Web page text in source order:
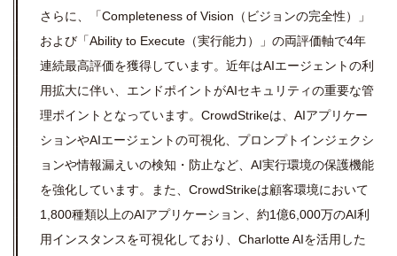
さらに、「Completeness of Vision（ビジョンの完全性）」
および「Ability to Execute（実行能力）」の両評価軸で4年
連続最高評価を獲得しています。近年はAIエージェントの利
用拡大に伴い、エンドポイントがAIセキュリティの重要な管
理ポイントとなっています。CrowdStrikeは、AIアプリケー
ションやAIエージェントの可視化、プロンプトインジェクシ
ョンや情報漏えいの検知・防止など、AI実行環境の保護機能
を強化しています。また、CrowdStrikeは顧客環境において
1,800種類以上のAIアプリケーション、約1億6,000万のAI利
用インスタンスを可視化しており、Charlotte AIを活用した